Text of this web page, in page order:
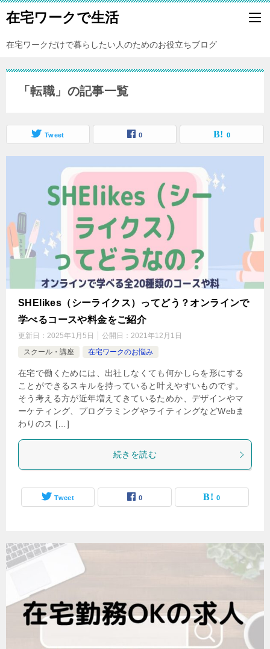
在宅ワークで生活
在宅ワークだけで暮らしたい人のためのお役立ちブログ
「転職」の記事一覧
Tweet 0 0
SHElikes（シーライクス）ってどう？オンラインで
学べるコースや料金をご紹介
更新日： 2025年1月5日 公開日： 2021年12月1日
スクール・講座
在宅ワークのお悩み
在宅で働くためには、出社しなくても何かしらを形にする
ことができるスキルを持っていると叶えやすいものです。
そう考える方が近年増えてきているためか、デザインやマ
ーケティング、プログラミングやライティングなどWebま
わりのス […]
続きを読む
Tweet 0 0